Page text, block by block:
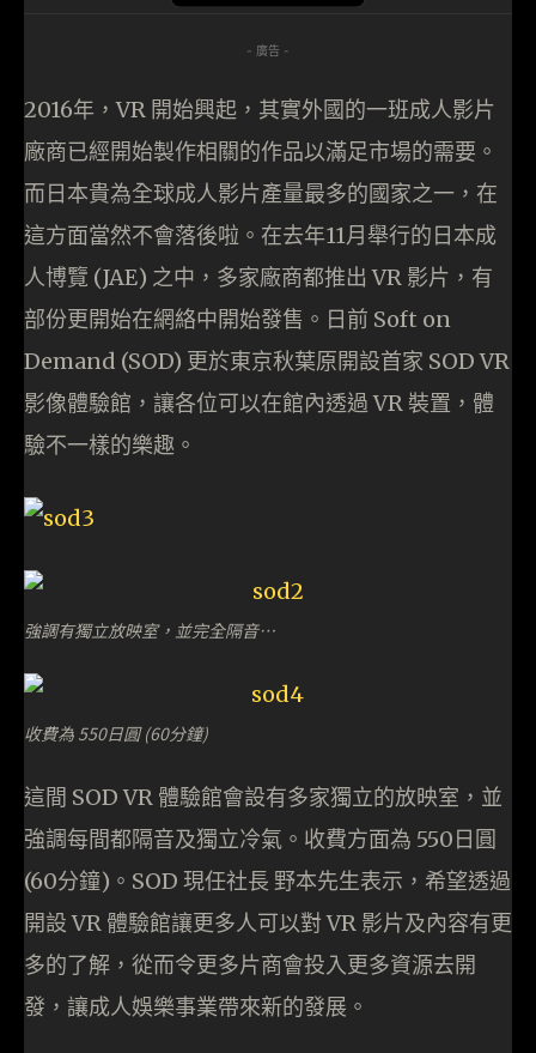
- 廣告 -
2016年，VR 開始興起，其實外國的一班成人影片
廠商已經開始製作相關的作品以滿足市場的需要。
而日本貴為全球成人影片產量最多的國家之一，在
這方面當然不會落後啦。在去年11月舉行的日本成
人博覽 (JAE) 之中，多家廠商都推出 VR 影片，有
部份更開始在網絡中開始發售。日前 Soft on
Demand (SOD) 更於東京秋葉原開設首家 SOD VR
影像體驗館，讓各位可以在館內透過 VR 裝置，體
驗不一樣的樂趣。
強調有獨立放映室，並完全隔音…
收費為 550日圓 (60分鐘)
這間 SOD VR 體驗館會設有多家獨立的放映室，並
強調每間都隔音及獨立冷氣。收費方面為 550日圓
(60分鐘)。SOD 現任社長 野本先生表示，希望透過
開設 VR 體驗館讓更多人可以對 VR 影片及內容有更
多的了解，從而令更多片商會投入更多資源去開
發，讓成人娛樂事業帶來新的發展。